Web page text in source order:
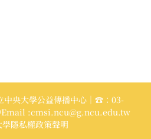
央大學公益傳播中心｜☎：03-
:cmsi.ncu@g.ncu.edu.tw
學隱私權政策聲明